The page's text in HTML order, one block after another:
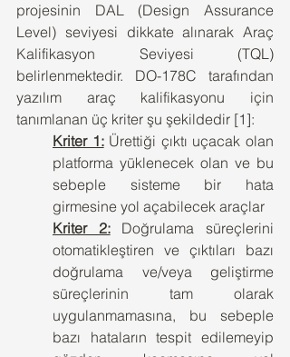
projesinin DAL (Design Assurance
Level) seviyesi dikkate alınarak Araç
Kalifikasyon Seviyesi (TQL)
belirlenmektedir. DO-178C tarafından
yazılım araç kalifikasyonu için
tanımlanan üç kriter şu şekildedir [1]:
Kriter 1: Ürettiği çıktı uçacak olan
platforma yüklenecek olan ve bu
sebeple sisteme bir hata
girmesine yol açabilecek araçlar
Kriter 2: Doğrulama süreçlerini
otomatikleştiren ve çıktıları bazı
doğrulama ve/veya geliştirme
süreçlerinin tam olarak
uygulanmamasına, bu sebeple
bazı hataların tespit edilemeyip